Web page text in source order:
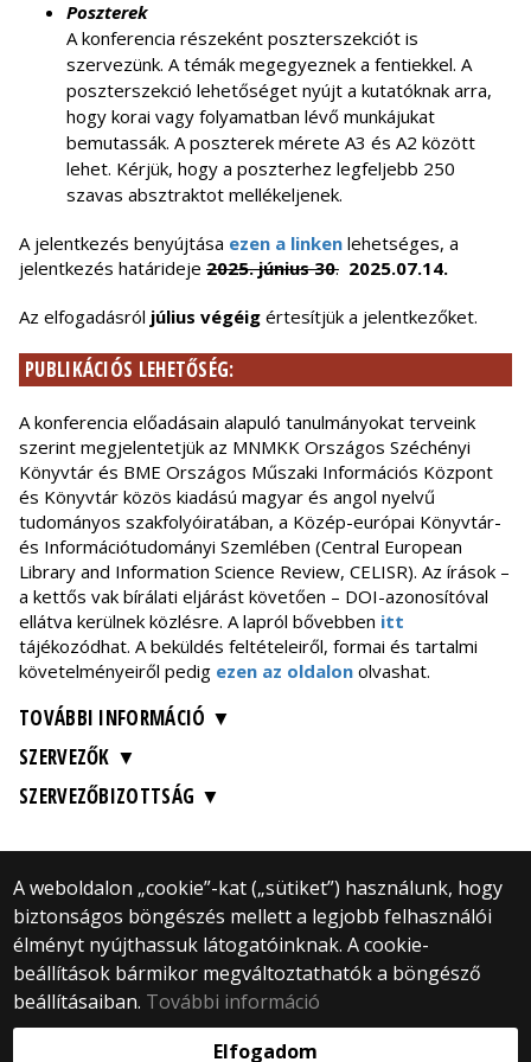
Poszterek
A konferencia részeként poszterszekciót is
szervezünk. A témák megegyeznek a fentiekkel. A
poszterszekció lehetőséget nyújt a kutatóknak arra,
hogy korai vagy folyamatban lévő munkájukat
bemutassák. A poszterek mérete A3 és A2 között
lehet. Kérjük, hogy a poszterhez legfeljebb 250
szavas absztraktot mellékeljenek.
A jelentkezés benyújtása ezen a linken lehetséges, a
jelentkezés határideje 2025. június 30. 2025.07.14.
Az elfogadásról július végéig értesítjük a jelentkezőket.
PUBLIKÁCIÓS LEHETŐSÉG:
A konferencia előadásain alapuló tanulmányokat terveink
szerint megjelentetjük az MNMKK Országos Széchényi
Könyvtár és BME Országos Műszaki Információs Központ
és Könyvtár közös kiadású magyar és angol nyelvű
tudományos szakfolyóiratában, a Közép-európai Könyvtár-
és Információtudományi Szemlében (Central European
Library and Information Science Review, CELISR). Az írások –
a kettős vak bírálati eljárást követően – DOI-azonosítóval
ellátva kerülnek közlésre. A lapról bővebben itt
tájékozódhat. A beküldés feltételeiről, formai és tartalmi
követelményeiről pedig ezen az oldalon olvashat.
TOVÁBBI INFORMÁCIÓ
SZERVEZŐK
SZERVEZŐBIZOTTSÁG
A weboldalon „cookie”-kat („sütiket”) használunk, hogy
biztonságos böngészés mellett a legjobb felhasználói
élményt nyújthassuk látogatóinknak. A cookie-
beállítások bármikor megváltoztathatók a böngésző
beállításaiban. További információ
Elfogadom
© 2024 ELTE BTK Digitális Bölcsészet Tanszék
Minden jog fenntartva.
1088 Budapest Múzeum krt. 6-8. (Főépület)
II. emelet, 201, 205-206, 210-es szoba
Webfejlesztés: